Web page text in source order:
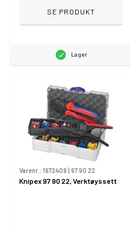
SE PRODUKT
Lager
Varenr.: 1972409 97 90 22
Knipex 97 90 22, Verktøyssett